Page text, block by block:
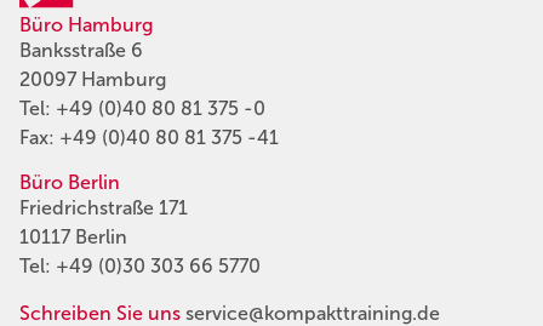
Büro Hamburg
Banksstraße 6
20097 Hamburg
Tel: +49 (0)40 80 81 375 -0
Fax: +49 (0)40 80 81 375 -41
Büro Berlin
Friedrichstraße 171
10117 Berlin
Tel: +49 (0)30 303 66 5770
Schreiben Sie uns service@kompakttraining.de